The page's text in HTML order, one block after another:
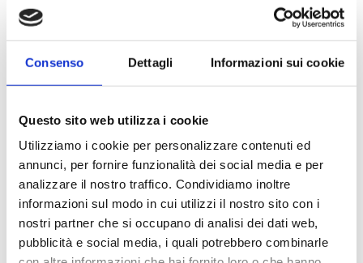
Consenso Dettagli Informazioni sui cookie
Questo sito web utilizza i cookie
Utilizziamo i cookie per personalizzare contenuti ed
annunci, per fornire funzionalità dei social media e per
analizzare il nostro traffico. Condividiamo inoltre
informazioni sul modo in cui utilizzi il nostro sito con i
nostri partner che si occupano di analisi dei dati web,
pubblicità e social media, i quali potrebbero combinarle